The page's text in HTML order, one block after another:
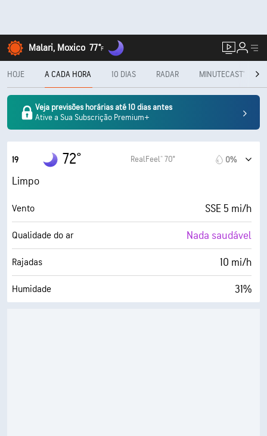
Malari, Moxico 77°F
HOJE A CADA HORA 10 DIAS RADAR MINUTECAST®
Veja previsões horárias até 10 dias antes
Ative a Sua Subscrição Premium+
19 72° RealFeel® 70° 0%
Limpo
Vento SSE 5 mi/h
Qualidade do ar Nada saudável
Rajadas 10 mi/h
Humidade 31%